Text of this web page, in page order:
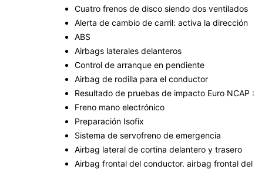
Cuatro frenos de disco siendo dos ventilados
Alerta de cambio de carril: activa la dirección
ABS
Airbags laterales delanteros
Control de arranque en pendiente
Airbag de rodilla para el conductor
Resultado de pruebas de impacto Euro
Freno mano electrónico
Preparación Isofix
Sistema de servofreno de emergencia
Airbag lateral de cortina delantero y trasero
Airbag frontal del conductor. airbag frontal